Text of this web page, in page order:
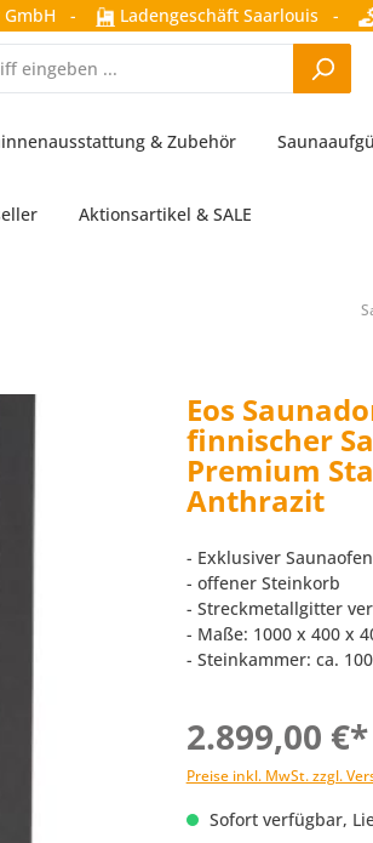
- Ladengeschäft Saarlouis -
& Zubehör
Aktionsartikel & SALE
Eos
finnischer
Premium
Anthrazit
- Exklusiver Saunaofen
- offener Steinkorb
- Streckmetallgitter
- Maße: 1000 x 400 x
- Steinkammer: ca.
2.899,00 €*
Preise inkl. MwSt. zzgl.
Sofort verfügbar,